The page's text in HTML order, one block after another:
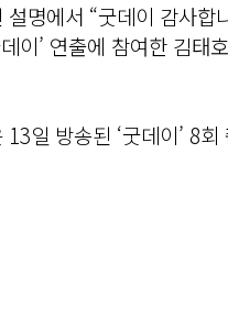
설명에서 “굿데이 감사
이’ 연출에 참여한 김태
13일 방송된 ‘굿데이’ 8